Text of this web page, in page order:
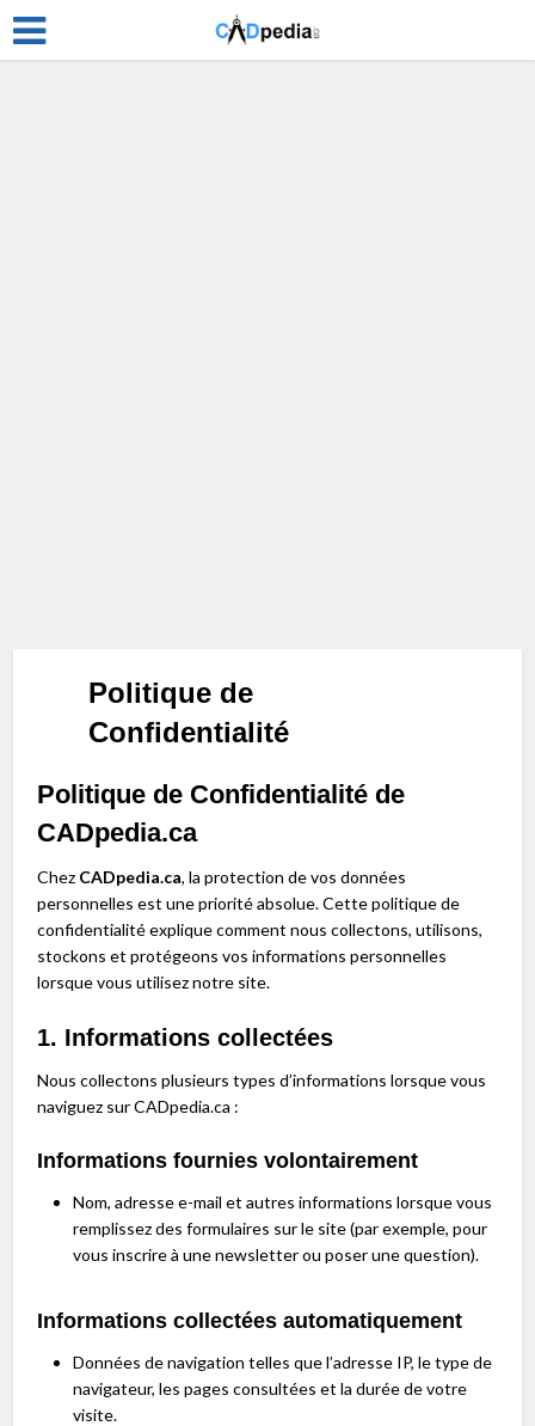
Politique de
Confidentialité
Politique de Confidentialité de
CADpedia.ca
Chez CADpedia.ca, la protection de vos données
personnelles est une priorité absolue. Cette politique de
confidentialité explique comment nous collectons, utilisons,
stockons et protégeons vos informations personnelles
lorsque vous utilisez notre site.
1. Informations collectées
Nous collectons plusieurs types d’informations lorsque vous
naviguez sur CADpedia.ca :
Informations fournies volontairement
Nom, adresse e-mail et autres informations lorsque vous
remplissez des formulaires sur le site (par exemple, pour
vous inscrire à une newsletter ou poser une question).
Informations collectées automatiquement
Données de navigation telles que l’adresse IP, le type de
navigateur, les pages consultées et la durée de votre
visite.